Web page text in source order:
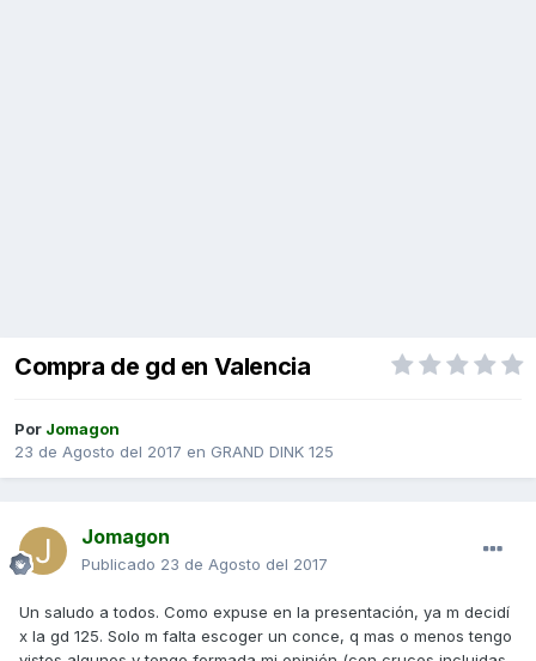
Compra de gd en Valencia
Por Jomagon
23 de Agosto del 2017 en GRAND DINK 125
Jomagon
Publicado 23 de Agosto del 2017
Un saludo a todos. Como expuse en la presentación, ya m decidí
x la gd 125. Solo m falta escoger un conce, q mas o menos tengo